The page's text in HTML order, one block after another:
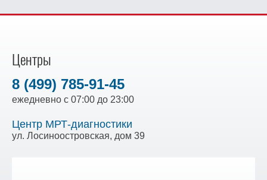
Центры
8 (499) 785-91-45
ежедневно с 07:00 до 23:00
Центр МРТ-диагностики
ул. Лосиноостровская, дом 39